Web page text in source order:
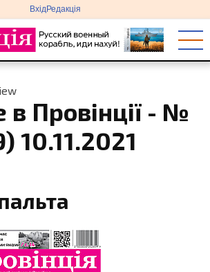
меню
облікового
запису
користувача
ВхідРедакція
в Провінції - №
10.11.2021